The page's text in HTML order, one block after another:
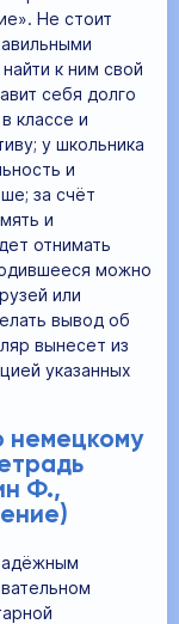
Не стоит
к ним свой
себя долго
классе и
у школьника
и
за счёт
и
отнимать
можно
или
вывод об
вынесет из
указанных
немецкому
Ф.,